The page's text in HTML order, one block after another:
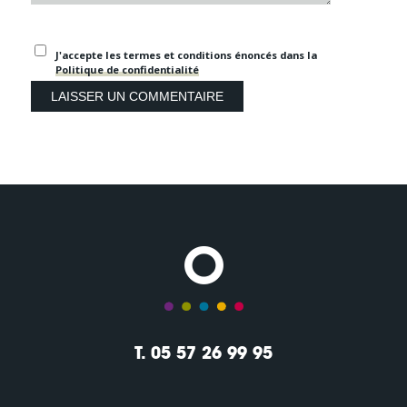
J'accepte les termes et conditions énoncés dans la
Politique de confidentialité
T. 05 57 26 99 95